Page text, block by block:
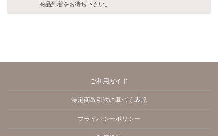
商品到着をお待ち下さい。
ご利用ガイド
特定商取引法に基づく表記
プライバシーポリシー